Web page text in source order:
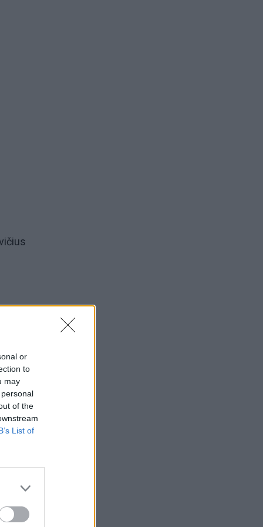
or
to
may
of the
List of
į
R.